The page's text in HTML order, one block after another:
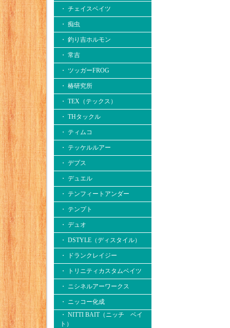
・ チェイスベイツ
・ 痴虫
・ 釣り吉ホルモン
・ 常吉
・ ツッガーFROG
・ 椿研究所
・ TEX（テックス）
・ THタックル
・ ティムコ
・ テッケルルアー
・ デプス
・ デュエル
・ テンフィートアンダー
・ テンプト
・ デュオ
・ DSTYLE（ディスタイル）
・ ドランクレイジー
・ トリニティカスタムベイツ
・ ニシネルアーワークス
・ ニッコー化成
・ NITTI BAIT（ニッチ ベイ
ト）